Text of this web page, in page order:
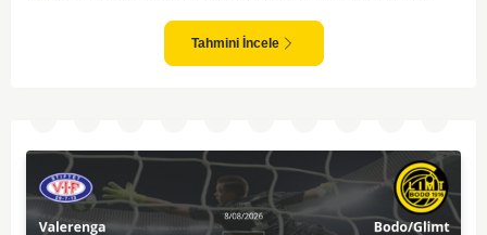
yapıyor. Sarpsborg'un ise sürpriz yapabilme potansiyeli olsa da,
genellikle güçlü rakipler karşısında tutunmakta zorlandıkları biliniyor. Bu
doğrultuda, Viking'in galibiyete yakın olabileceği bir maç beklenebilir.
Tahmini İncele